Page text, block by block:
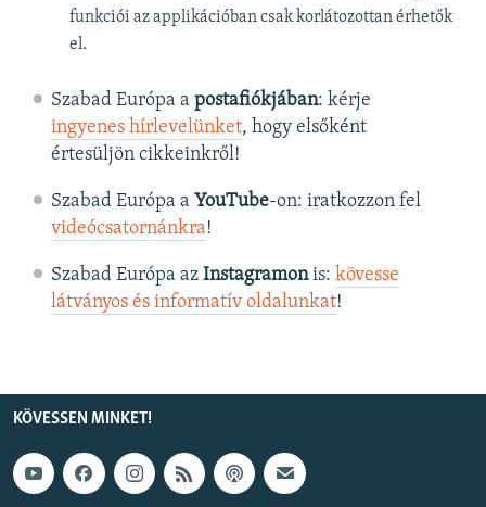
funkciói az applikációban csak korlátozottan érhetők
el.
Szabad Európa a postafiókjában: kérje
ingyenes hírlevelünket, hogy elsőként
értesüljön cikkeinkről!
Szabad Európa a YouTube-on: iratkozzon fel
videócsatornánkra!
Szabad Európa az Instagramonis: kövesse
látványos és informatív oldalunkat! ​
KÖVESSEN MINKET!